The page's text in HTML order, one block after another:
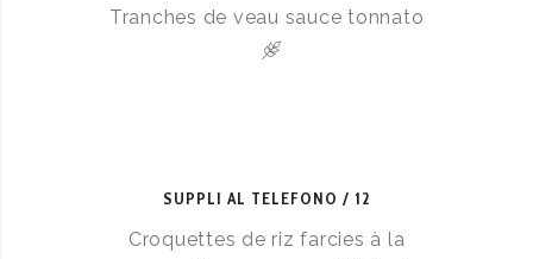
Tranches de veau sauce tonnato
SUPPLI AL TELEFONO 12
Croquettes de riz farcies à la